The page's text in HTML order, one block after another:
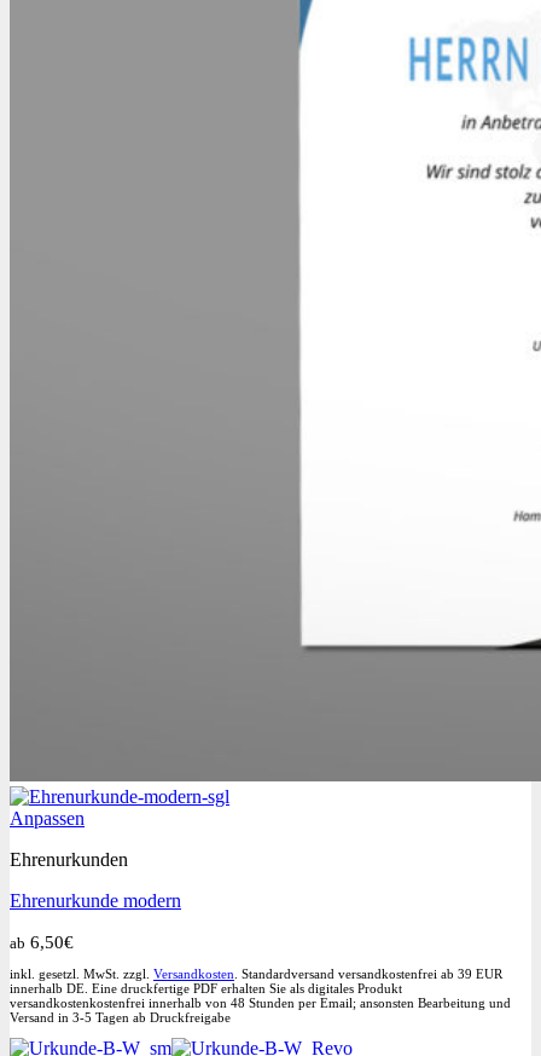
Anpassen
weist
Varianten
Optionen
können
auf
Ehrenurkunden
Ehrenurkunde modern
ab 6,50€
inkl. gesetzl. MwSt. zzgl. Versandkosten . Standardversand versandkostenfrei ab 39 EUR
innerhalb DE. Eine druckfertige PDF erhalten Sie als digitales Produkt
versandkostenkostenfrei innerhalb von 48 Stunden per Email; ansonsten Bearbeitung und
Versand in 3-5 Tagen ab Druckfreigabe